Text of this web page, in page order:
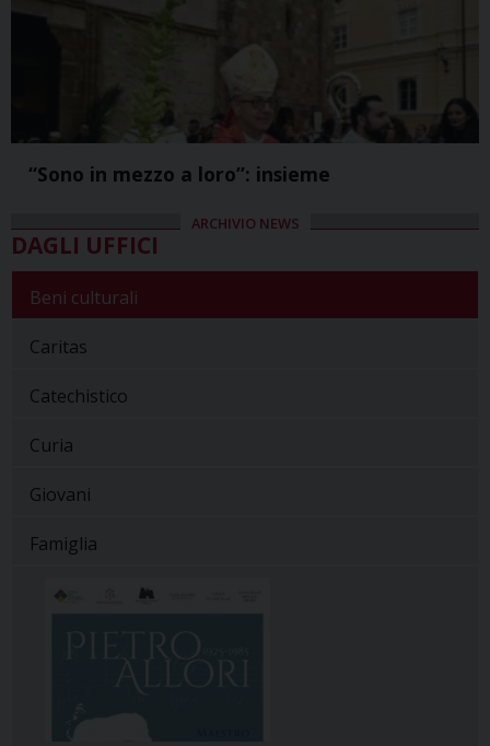
“Sono in mezzo a loro”: insieme
ARCHIVIO NEWS
DAGLI UFFICI
Beni culturali
Caritas
Catechistico
Curia
Giovani
Famiglia